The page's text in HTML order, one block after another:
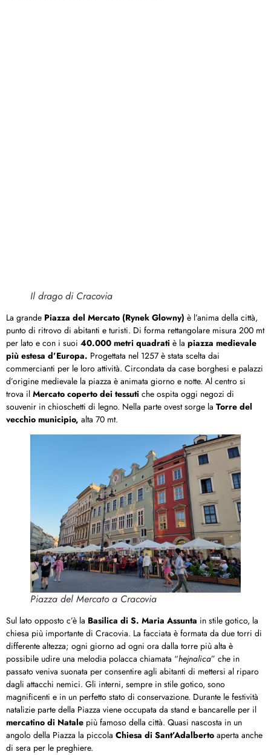
Il drago di Cracovia
La grande Piazza del Mercato (Rynek Glowny) è l’anima della città,
punto di ritrovo di abitanti e turisti. Di forma rettangolare misura 200 mt
per lato e con i suoi 40.000 metri quadrati è la piazza medievale
più estesa d’Europa. Progettata nel 1257 è stata scelta dai
commercianti per le loro attività. Circondata da case borghesi e palazzi
d’origine medievale la piazza è animata giorno e notte. Al centro si
trova il Mercato coperto dei tessuti che ospita oggi negozi di
souvenir in chioschetti di legno. Nella parte ovest sorge la Torre del
vecchio municipio, alta 70 mt.
Piazza del Mercato a Cracovia
Sul lato opposto c’è la Basilica di S. Maria Assunta in stile gotico, la
chiesa più importante di Cracovia. La facciata è formata da due torri di
differente altezza; ogni giorno ad ogni ora dalla torre più alta è
possibile udire una melodia polacca chiamata “hejnalica” che in
passato veniva suonata per consentire agli abitanti di mettersi al riparo
dagli attacchi nemici. Gli interni, sempre in stile gotico, sono
magnificenti e in un perfetto stato di conservazione. Durante le festività
natalizie parte della Piazza viene occupata da stand e bancarelle per il
mercatino di Natale più famoso della città. Quasi nascosta in un
angolo della Piazza la piccola Chiesa di Sant’Adalberto aperta anche
di sera per le preghiere.